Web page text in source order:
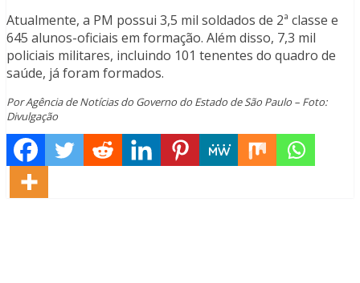
Atualmente, a PM possui 3,5 mil soldados de 2ª classe e
645 alunos-oficiais em formação. Além disso, 7,3 mil
policiais militares, incluindo 101 tenentes do quadro de
saúde, já foram formados.
Por Agência de Notícias do Governo do Estado de São Paulo – Foto:
Divulgação